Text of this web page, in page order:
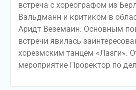
встреча с хореографом из
Вальдманн и критиком в
Аридт Веземаин. Основным
встречи явилась
хорезмским танцем «Лазги».
мероприятие Проректор по